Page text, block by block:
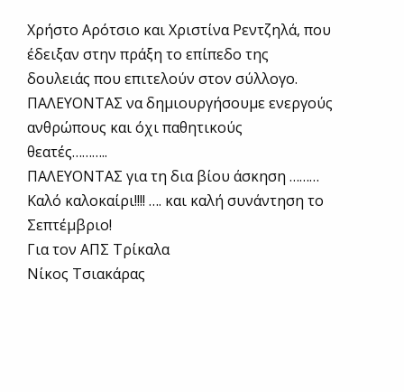
Χρήστο Αρότσιο και Χριστίνα Ρεντζηλά, που
έδειξαν στην πράξη το επίπεδο της
δουλειάς που επιτελούν στον σύλλογο.
ΠΑΛΕΥΟΝΤΑΣ να δημιουργήσουμε ενεργούς
ανθρώπους και όχι παθητικούς
θεατές………..
ΠΑΛΕΥΟΝΤΑΣ για τη δια βίου άσκηση ………
Καλό καλοκαίρι!!!! …. και καλή συνάντηση το
Σεπτέμβριο!
Για τον ΑΠΣ Τρίκαλα
Νίκος Τσιακάρας